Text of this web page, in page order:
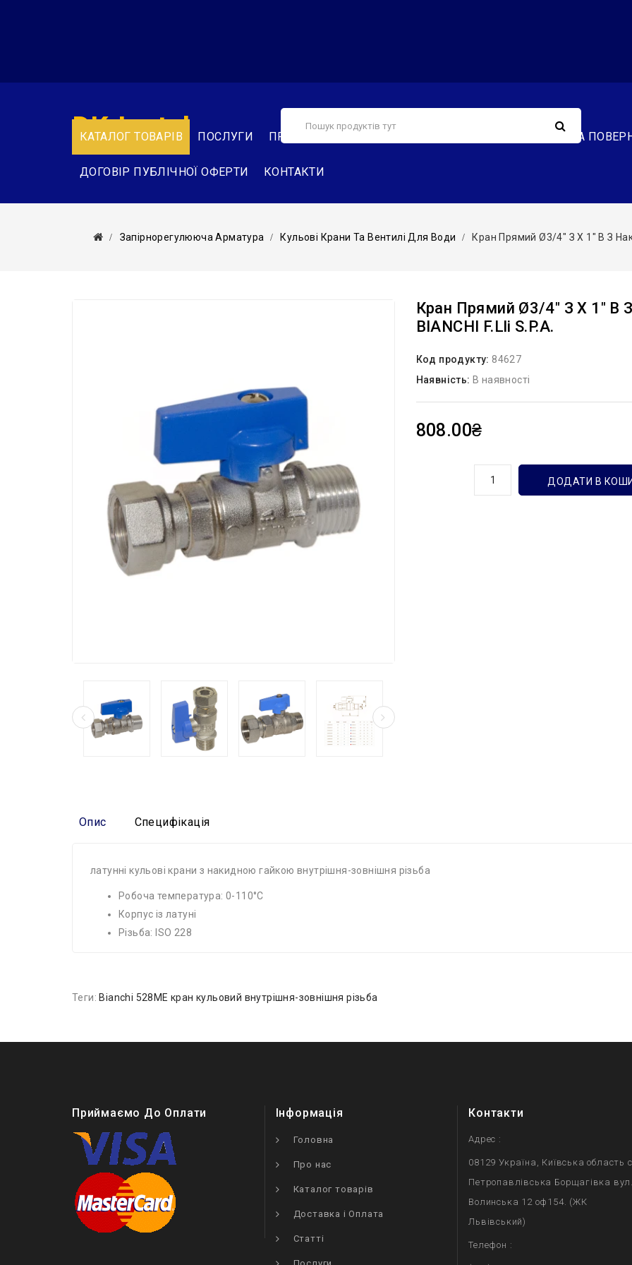
КАТАЛОГ ТОВАРІВ ПОСЛУГИ ПРО НАС ОБМІН ТА
ДОГОВІР ПУБЛІЧНОЇ ОФЕРТИ КОНТАКТИ
DK-Instal
Запірнорегулююча Арматура Кульові Крани Та Вентилі Для Води Кран Прямий Ø3/4″ З Х 1″ В З
Кран Прямий Ø3/4″ З Х 1″ В
BIANCHI F.lli S.p.A.
Код продукту: 84627
Наявність: В наявності
808.00₴
ДОДАТИ В
Опис Специфікація
латунні кульові крани з накидною гайкою внутрішня-зовнішня різьба
Робоча температура: 0-110°C
Корпус із латуні
Різьба: ISO 228
Теги: Bianchi 528ME кран кульовий внутрішня-зовнішня різьба
Приймаємо До Оплати Інформація
Головна
Про нас
Каталог товарів
Доставка і Оплата
Статті
Контакти
Адрес :
08129 Україна, Київська область
Петропавлівська Борщагівка
Волинська 12 оф154. (ЖК
Львівський)
Телефон :